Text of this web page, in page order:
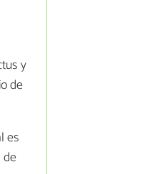
y
de
es